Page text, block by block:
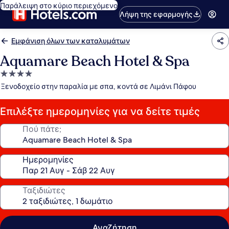
Παράλειψη στο κύριο περιεχόμενο
Λήψη της εφαρμογής
Εμφάνιση όλων των καταλυμάτων
Aquamare Beach Hotel & Spa
Κατάλυμα
με
αστέρια
Ξενοδοχείο στην παραλία με σπα, κοντά σε Λιμάνι Πάφου
Επιλέξτε ημερομηνίες για να δείτε τιμές
Πού πάτε;
Ημερομηνίες
Ταξιδιώτες